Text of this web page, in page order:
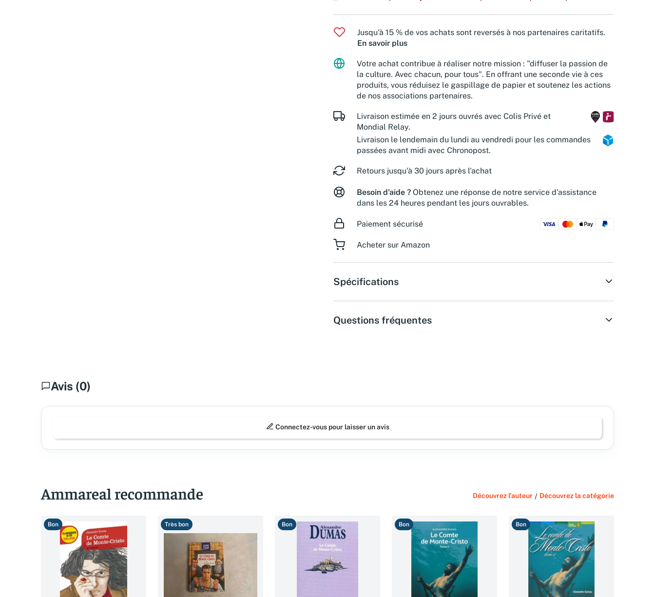
Jusqu'à 15 % de vos achats sont reversés à nos partenaires caritatifs.
En savoir plus
Votre achat contribue à réaliser notre mission : "diffuser la passion de
la culture. Avec chacun, pour tous". En offrant une seconde vie à ces
produits, vous réduisez le gaspillage de papier et soutenez les actions
de nos associations partenaires.
Livraison estimée en 2 jours ouvrés avec Colis Privé et
Mondial Relay.
Livraison le lendemain du lundi au vendredi pour les commandes
passées avant midi avec Chronopost.
Retours jusqu'à 30 jours après l'achat
Besoin d'aide ? Obtenez une réponse de notre service d'assistance
dans les 24 heures pendant les jours ouvrables.
Paiement sécurisé
Acheter sur Amazon
Spécifications
Questions fréquentes
Avis (0)
Connectez-vous pour laisser un avis
Ammareal recommande Découvrez l'auteur / Découvrez la catégorie
Bon Très bon Bon Bon Bon